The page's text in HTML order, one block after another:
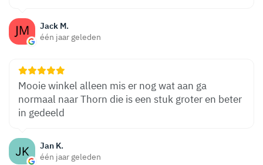
Jack M.
één jaar geleden
Jan K.
één jaar geleden
Mooie winkel alleen mis er nog wat aan ga
normaal naar Thorn die is een stuk groter en beter
in gedeeld